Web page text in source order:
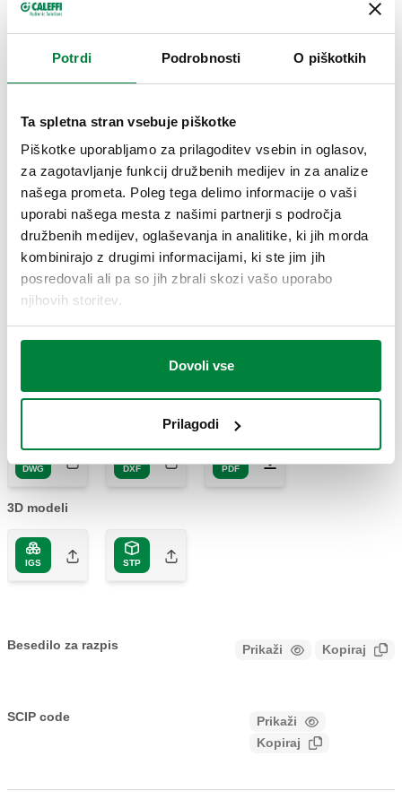
Potrdi Podrobnosti O piškotkih
Ta spletna stran vsebuje piškotke
Piškotke uporabljamo za prilagoditev vsebin in oglasov,
za zagotavljanje funkcij družbenih medijev in za analize
našega prometa. Poleg tega delimo informacije o vaši
uporabi našega mesta z našimi partnerji s področja
družbenih medijev, oglaševanja in analitike, ki jih morda
kombinirajo z drugimi informacijami, ki ste jim jih
posredovali ali pa so jih zbrali skozi vašo uporabo
njihovih storitev.
Dovoli vse
Prilagodi
Dolžina cevi
Območje temperature medija:2–95 °C
Maksimalni delovni tlak:10 bar
RISBE IN SPECIFIKACIJE
Koda artikla
DWG DXF PDF
3D modeli
IGS STP
Besedilo za razpis Prikaži Kopiraj
Opremljen z dvojnim nepovratnim ventilom z vgrajenim
zapornim ventilom, fleksibilno cevjo in zapornim ventilom.
SCIP code
Prikaži
Kopiraj